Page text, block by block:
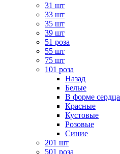
31 шт
33 шт
35 шт
39 шт
51 роза
55 шт
75 шт
101 роза
Назад
Белые
В форме сердца
Красные
Кустовые
Розовые
Синие
201 шт
501 роза